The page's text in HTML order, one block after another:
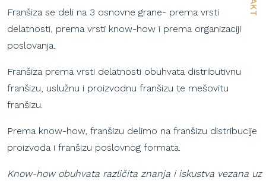
Franšiza se deli na 3 osnovne grane- prema vrsti
delatnosti, prema vrsti know-how i prema organizaciji
poslovanja.
Franšiza prema vrsti delatnosti obuhvata distributivnu
franšizu, uslužnu i proizvodnu franšizu te mešovitu
franšizu.
Prema know-how, franšizu delimo na franšizu distribucije
proizvoda i franšizu poslovnog formata.
Know-how obuhvata različita znanja i iskustva vezana uz